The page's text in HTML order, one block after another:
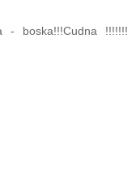
- boska!!!Cudna !!!!!!!